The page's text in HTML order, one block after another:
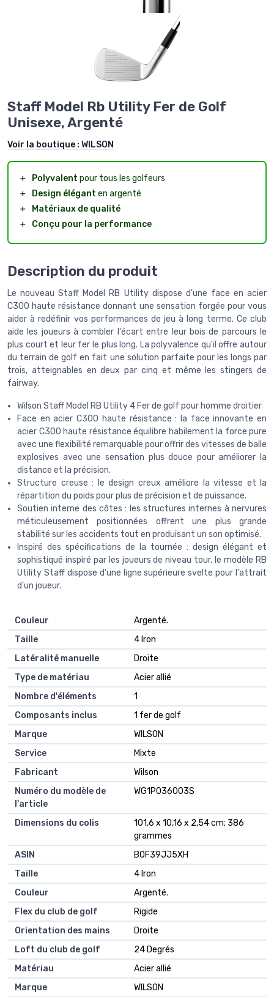
Staff Model Rb Utility Fer de Golf
Unisexe, Argenté
Voir la boutique : WILSON
＋ Polyvalent pour tous les golfeurs
＋
Design élégant en argenté
＋
Matériaux de qualité
＋
Conçu pour la performance
Description du produit
Le nouveau Staff Model RB Utility dispose d'une face en acier
C300 haute résistance donnant une sensation forgée pour vous
aider à redéfinir vos performances de jeu à long terme. Ce club
aide les joueurs à combler l'écart entre leur bois de parcours le
plus court et leur fer le plus long. La polyvalence qu'il offre autour
du terrain de golf en fait une solution parfaite pour les longs par
trois, atteignables en deux par cinq et même les stingers de
fairway.
Wilson Staff Model RB Utility 4 Fer de golf pour homme droitier
Face en acier C300 haute résistance : la face innovante en
acier C300 haute résistance équilibre habilement la force pure
avec une flexibilité remarquable pour offrir des vitesses de balle
explosives avec une sensation plus douce pour améliorer la
distance et la précision.
Structure creuse : le design creux améliore la vitesse et la
répartition du poids pour plus de précision et de puissance.
Soutien interne des côtes : les structures internes à nervures
méticuleusement positionnées offrent une plus grande
stabilité sur les accidents tout en produisant un son optimisé.
Inspiré des spécifications de la tournée : design élégant et
sophistiqué inspiré par les joueurs de niveau tour, le modèle RB
Utility Staff dispose d'une ligne supérieure svelte pour l'attrait
d'un joueur.
Couleur
‎Argenté.
Taille
‎4 Iron
Latéralité manuelle
‎Droite
Type de matériau
‎Acier allié
Nombre d'éléments
‎1
Composants inclus
‎1 fer de golf
Marque
‎WILSON
Service
‎Mixte
Fabricant
‎Wilson
Numéro du modèle de
l'article
‎WG1P036003S
Dimensions du colis
‎101,6 x 10,16 x 2,54 cm; 386
grammes
ASIN
‎B0F39JJ5XH
Taille
4 Iron
Couleur
Argenté.
Flex du club de golf
Rigide
Orientation des mains
Droite
Loft du club de golf
24 Degrés
Matériau
Acier allié
Marque
WILSON